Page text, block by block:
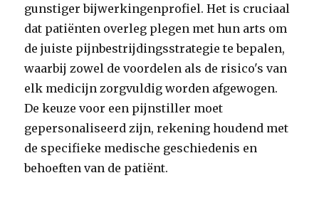
gunstiger bijwerkingenprofiel. Het is cruciaal
dat patiënten overleg plegen met hun arts om
de juiste pijnbestrijdingsstrategie te bepalen,
waarbij zowel de voordelen als de risico's van
elk medicijn zorgvuldig worden afgewogen.
De keuze voor een pijnstiller moet
gepersonaliseerd zijn, rekening houdend met
de specifieke medische geschiedenis en
behoeften van de patiënt.